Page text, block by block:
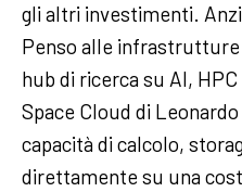
gli altri investimenti.
Penso alle infrastrutture
hub di ricerca su AI,
Space Cloud di
capacità di calcolo,
direttamente su una